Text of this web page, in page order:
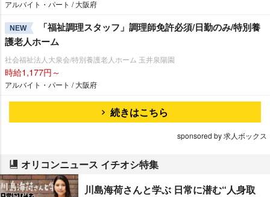
アルバイト・パート / 大阪府
NEW
「福祉調理スタッフ」調理師免許必須/日勤のみ/特別養
護老人ホーム
社会福祉法人大泉会/特別養護老人ホーム 玉井泉陽園
時給1,177円～
アルバイト・パート / 大阪府
続きはこちら
sponsored by 求人ボックス
オリコンニュース イチオシ特集
川島海荷さんと学ぶ 日常に潜む“人身取